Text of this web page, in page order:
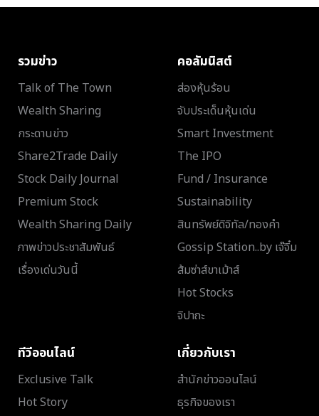
รวมข่าว
Talk of The Town
Wealth Sharing
กระดานข่าว
Share2Trade Daily
Stock Daily Journal
Premium Stock
Wealth Sharing Daily
ภาพข่าวประชาสัมพันธ์
เรื่องเด่นวันนี้
คอลัมนิสต์
ส่องหุ้นร้อน
จับประเด็นหุ้นเด่น
Smart Investment
The IPO
Fund / Insurance
Sustainability
สินทรัพย์ดิจิทัล/ทองคำ
Gossip Station..by เจ๊จิ๋ม
ส้มซ่าส์ขาเม้าส์
Hot Stocks
จิปาถะ
ทีวีออนไลน์
Exclusive Talk
Hot Story
เกี่ยวกับเรา
สำนักข่าวออนไลน์
ธุรกิจของเรา